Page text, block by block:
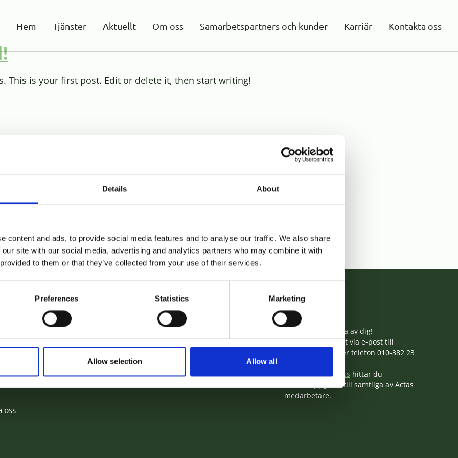
Details About
content and ads, to provide social media features and to analyse our traffic. We also share
site with our social media, advertising and analytics partners who may combine it with
to them or that they’ve collected from your use of their services.
Preferences Statistics Marketing
Allow selection Allow all
Hem Tjänster Aktuellt Om oss Samarbetspartners och kunder Karriär Kontakta oss
This is your first post. Edit or delete it, then start writing!
oss
Våra kontor
Luleå,Piteå,Skellefteå,Umeåoch
Piteå
Kontakta oss
Tveka inte att höra av dig!
Du når oss enklast via e-post till
eller telefon 010-382 23
Underkontakta oss hittar du
kontaktuppgifter till samtliga av Actas
medarbetare.